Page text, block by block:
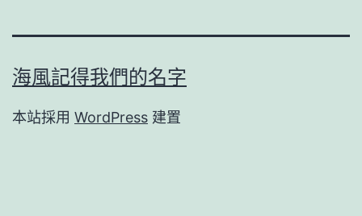
海風記得我們的名字
本站採用 WordPress 建置